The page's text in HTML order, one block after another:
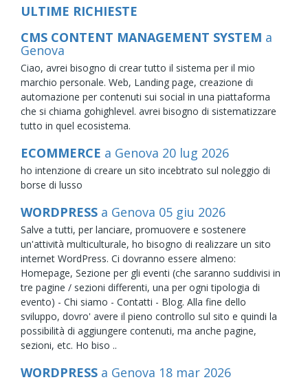
ULTIME RICHIESTE
CMS CONTENT MANAGEMENT SYSTEM a
Genova
Ciao, avrei bisogno di crear tutto il sistema per il mio
marchio personale. Web, Landing page, creazione di
automazione per contenuti sui social in una piattaforma
che si chiama gohighlevel. avrei bisogno di sistematizzare
tutto in quel ecosistema.
ECOMMERCE a Genova 20 lug 2026
ho intenzione di creare un sito incebtrato sul noleggio di
borse di lusso
WORDPRESS a Genova 05 giu 2026
Salve a tutti, per lanciare, promuovere e sostenere
un'attività multiculturale, ho bisogno di realizzare un sito
internet WordPress. Ci dovranno essere almeno:
Homepage, Sezione per gli eventi (che saranno suddivisi in
tre pagine / sezioni differenti, una per ogni tipologia di
evento) - Chi siamo - Contatti - Blog. Alla fine dello
sviluppo, dovro' avere il pieno controllo sul sito e quindi la
possibilità di aggiungere contenuti, ma anche pagine,
sezioni, etc. Ho biso ..
WORDPRESS a Genova 18 mar 2026